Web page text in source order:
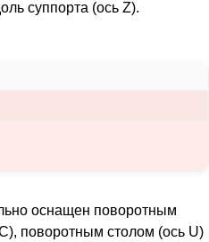
суппорта (ось Z).
оснащен поворотным
поворотным столом (ось U)